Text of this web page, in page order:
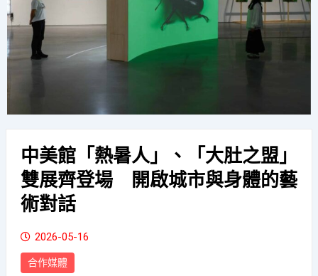
中美館「熱暑人」、「大肚之盟」
雙展齊登場 開啟城市與身體的藝
術對話
2026-05-16
合作媒體